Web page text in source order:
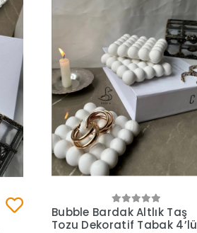
Sepete Ekle
Bubble Bardak Altlık Taş
Tozu Dekoratif Tabak 4’lü